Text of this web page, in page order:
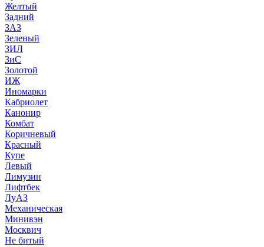
Желтый
Задний
ЗАЗ
Зеленый
ЗИЛ
ЗиС
Золотой
ИЖ
Иномарки
Кабриолет
Канонир
Комбат
Коричневый
Красный
Купе
Левый
Лимузин
Лифтбек
ЛуАЗ
Механическая
Минивэн
Москвич
Не битый